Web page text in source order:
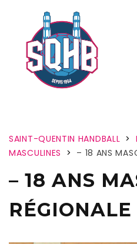
SAINT-QUENTIN HANDBALL >
MASCULINES > – 18 ANS
– 18 ANS